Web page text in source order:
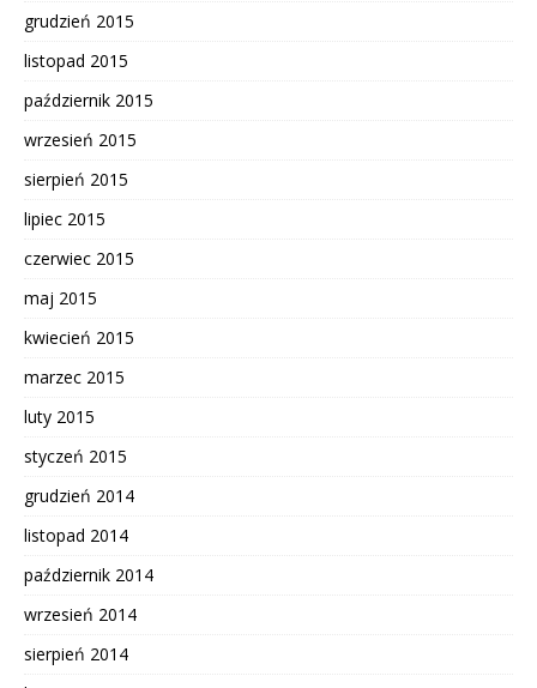
grudzień 2015
listopad 2015
październik 2015
wrzesień 2015
sierpień 2015
lipiec 2015
czerwiec 2015
maj 2015
kwiecień 2015
marzec 2015
luty 2015
styczeń 2015
grudzień 2014
listopad 2014
październik 2014
wrzesień 2014
sierpień 2014